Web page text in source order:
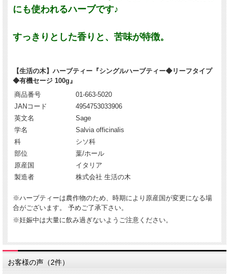
にも使われるハーブです♪
すっきりとした香りと、苦味が特徴。
【生活の木】ハーブティー『シングルハーブティー◆リーフタイプ
◆有機セージ 100g』
商品番号
01-663-5020
JANコード
4954753033906
英文名
Sage
学名
Salvia officinalis
科
シソ科
部位
葉/ホール
原産国
イタリア
製造者
株式会社 生活の木
※ハーブティーは農作物のため、時期により原産国が変更になる場
合がございます。 予めご了承下さい。
※妊娠中は大量に飲み過ぎないようご注意ください。
お客様の声（2件）